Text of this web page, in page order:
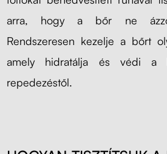
arra, hogy a bőr ne
Rendszeresen kezelje a bőrt
amely hidratálja és védi a
repedezéstől.